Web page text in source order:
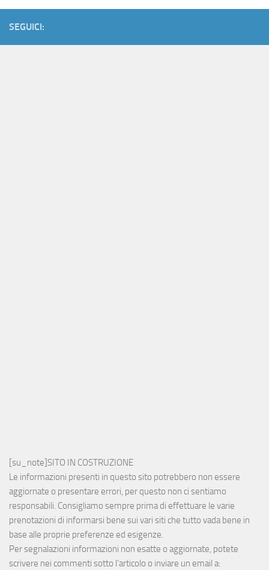
SEGUICI:
[su_note]SITO IN COSTRUZIONE
Le informazioni presenti in questo sito potrebbero non essere
aggiornate o presentare errori, per questo non ci sentiamo
responsabili. Consigliamo sempre prima di effettuare le varie
prenotazioni di informarsi bene sui vari siti che tutto vada bene in
base alle proprie preferenze ed esigenze.
Per segnalazioni informazioni non esatte o aggiornate, potete
scrivere nei commenti sotto l’articolo o inviare un email a: